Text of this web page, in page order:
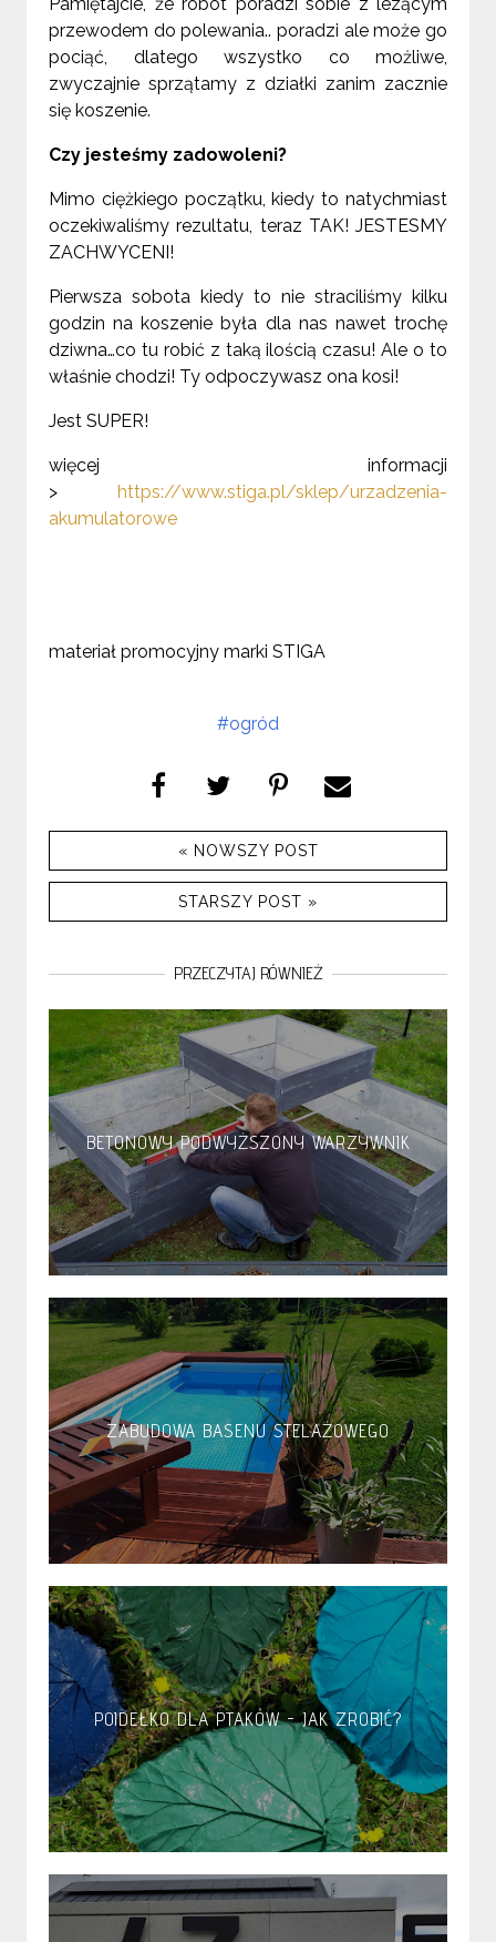
przewodem do polewania.. poradzi ale może go
pociąć, dlatego wszystko co możliwe,
zwyczajnie sprzątamy z działki zanim zacznie
się koszenie.
Czy jesteśmy zadowoleni?
Mimo ciężkiego początku, kiedy to natychmiast
oczekiwaliśmy rezultatu, teraz TAK! JESTESMY
ZACHWYCENI!
Pierwsza sobota kiedy to nie straciliśmy kilku
godzin na koszenie była dla nas nawet trochę
dziwna…co tu robić z taką ilością czasu! Ale o to
właśnie chodzi! Ty odpoczywasz ona kosi!
Jest SUPER!
więcej informacji
> https://www.stiga.pl/sklep/urzadzenia-
akumulatorowe
materiał promocyjny marki STIGA
#ogród
« NOWSZY POST
STARSZY POST »
PRZECZYTAJ RÓWNIEŻ
BETONOWY PODWYŻSZONY WARZYWNIK
ZABUDOWA BASENU STELAŻOWEGO
POIDEŁKO DLA PTAKÓW - JAK ZROBIĆ?